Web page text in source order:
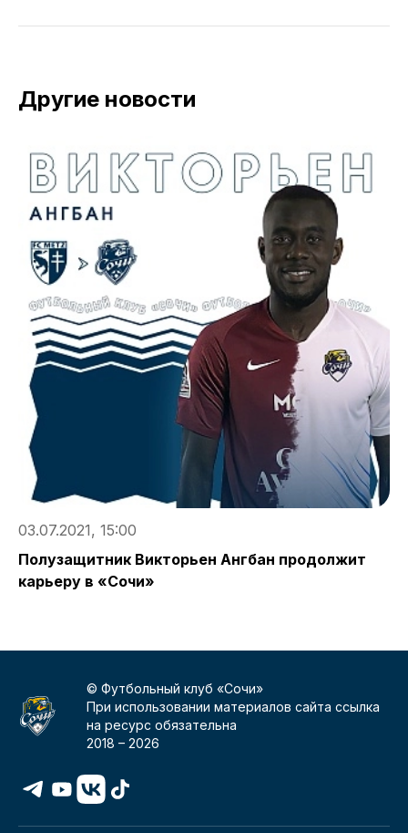
Другие новости
03.07.2021, 15:00
Полузащитник Викторьен Ангбан продолжит
карьеру в «Сочи»
© Футбольный клуб «Сочи»
При использовании материалов сайта ссылка
на ресурс обязательна
2018 –2026